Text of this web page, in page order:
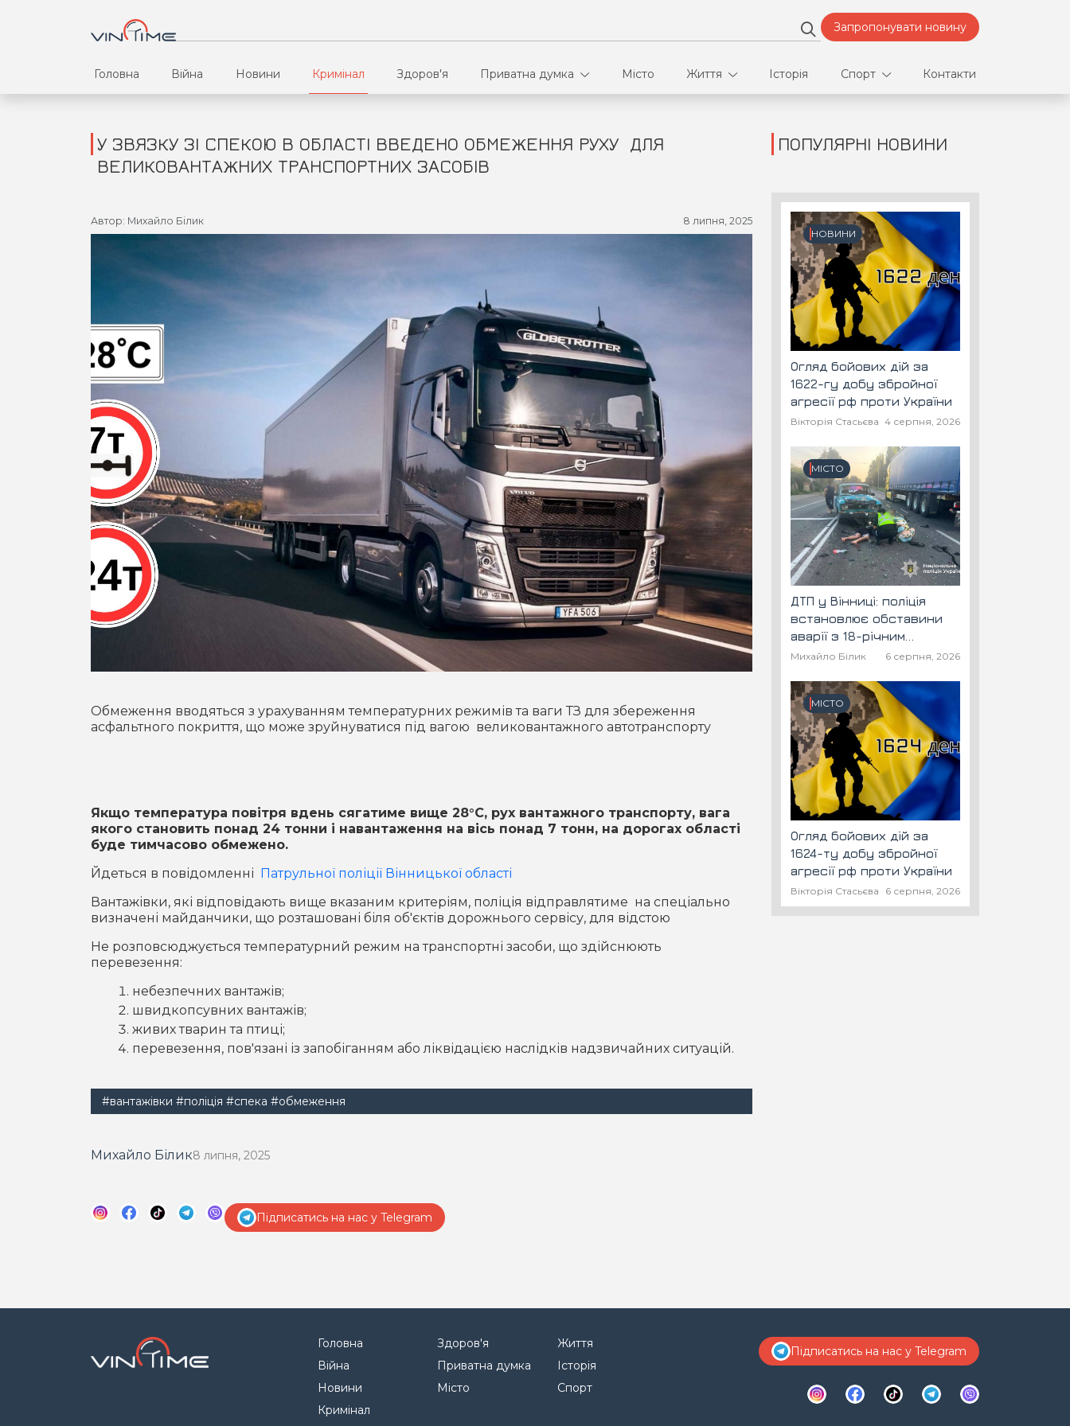
Запропонувати новину
Головна Війна Новини Кримінал Здоров'я Приватна думка
В кулуарах
Місто Життя
Партнери
Історія Спорт
Футбол
Контакти
У ЗВЯЗКУ ЗІ СПЕКОЮ В ОБЛАСТІ ВВЕДЕНО ОБМЕЖЕННЯ РУХУ ДЛЯ
ВЕЛИКОВАНТАЖНИХ ТРАНСПОРТНИХ ЗАСОБІВ
Автор: Михайло Білик 8 липня, 2025
Обмеження вводяться з урахуванням температурних режимів та ваги ТЗ для збереження
асфальтного покриття, що може зруйнуватися під вагою великовантажного автотранспорту
Якщо температура повітря вдень сягатиме вище 28°С, рух вантажного транспорту, вага
якого становить понад 24 тонни і навантаження на вісь понад 7 тонн, на дорогах області
буде тимчасово обмежено.
Йдеться в повідомленні Патрульної поліції Вінницької області
Вантажівки, які відповідають вище вказаним критеріям, поліція відправлятиме на спеціально
визначені майданчики, що розташовані біля об'єктів дорожнього сервісу, для відстою
Не розповсюджується температурний режим на транспортні засоби, що здійснюють
перевезення:
небезпечних вантажів;
швидкопсувних вантажів;
живих тварин та птиці;
перевезення, пов'язані із запобіганням або ліквідацією наслідків надзвичайних ситуацій.
#вантажівки #поліція #спека #обмеження
Михайло Білик8 липня, 2025
Підписатись на нас у Telegram
ПОПУЛЯРНІ НОВИНИ
НОВИНИ
Огляд бойових дій за
1622-гу добу збройної
агресії рф проти України
Вікторія Стасьєва 4 серпня, 2026
МІСТО
ДТП у Вінниці: поліція
встановлює обставини
аварії з 18-річним
скутеристом
Михайло Білик 6 серпня, 2026
МІСТО
Огляд бойових дій за
1624-ту добу збройної
агресії рф проти України
Вікторія Стасьєва 6 серпня, 2026
Головна
Війна
Новини
Кримінал
Здоров'я
Приватна думка
Місто
Життя
Історія
Спорт
Підписатись на нас у Telegram